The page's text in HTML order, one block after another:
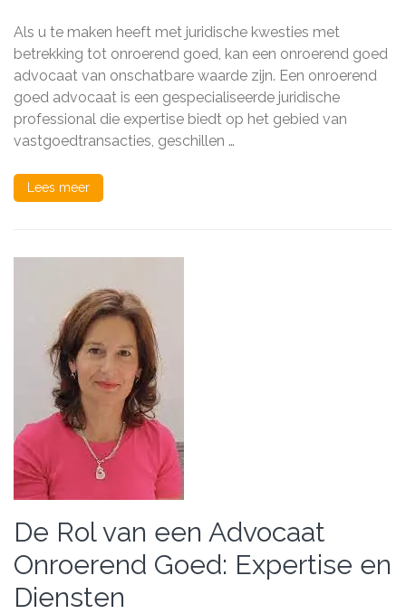
Onroerend
Goed
Advocaat
U
Kan
Helpen:
Deskundig
Advies
Als u te maken heeft met juridische kwesties met
betrekking tot onroerend goed, kan een onroerend goed
advocaat van onschatbare waarde zijn. Een onroerend
goed advocaat is een gespecialiseerde juridische
professional die expertise biedt op het gebied van
vastgoedtransacties, geschillen …
Lees meer
De Rol van een Advocaat
Onroerend Goed: Expertise en
Diensten